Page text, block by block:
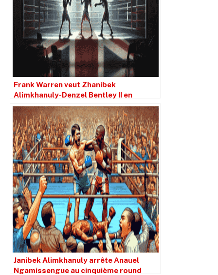
Frank Warren veut Zhanibek
Alimkhanuly-Denzel Bentley II en
Grande-Bretagne.
Janibek Alimkhanuly arrête Anauel
Ngamissengue au cinquième round